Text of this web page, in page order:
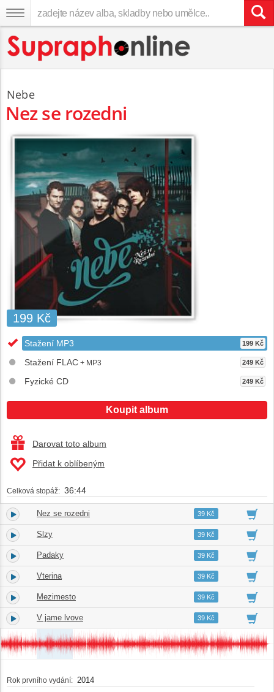
Nebe
Nez se rozedni
199 Kč
Stažení MP3 199 Kč
Stažení FLAC + MP3 249 Kč
Fyzické CD 249 Kč
Koupit album
Darovat toto album
Přidat k oblíbeným
Celková stopáž: 36:44
1. Nez se rozedni 03:1639 Kč
2. Slzy 03:2639 Kč
3. Padaky 03:4839 Kč
4. Vterina 04:1339 Kč
5. Mezimesto 03:3039 Kč
6. V jame lvove 03:4639 Kč
Rok prvního vydání: 2014